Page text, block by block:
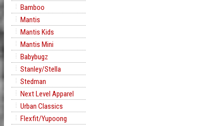
Bamboo
Mantis
Mantis Kids
Mantis Mini
Babybugz
Stanley/Stella
Stedman
Next Level Apparel
Urban Classics
Flexfit/Yupoong